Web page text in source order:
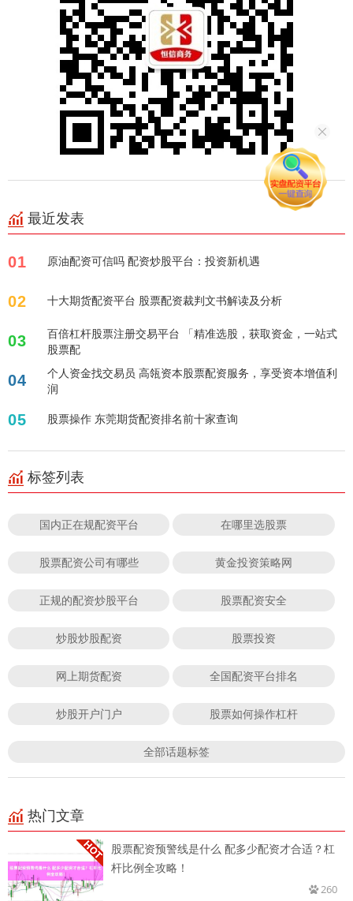
最近发表
01 原油配资可信吗 配资炒股平台：投资新机遇
02 十大期货配资平台 股票配资裁判文书解读及分析
03
百倍杠杆股票注册交易平台 「精准选股，获取资金，一站式
股票配
04
个人资金找交易员 高瓴资本股票配资服务，享受资本增值利
润
05 股票操作 东莞期货配资排名前十家查询
标签列表
国内正在规配资平台 在哪里选股票
股票配资公司有哪些 黄金投资策略网
正规的配资炒股平台 股票配资安全
炒股炒股配资 股票投资
网上期货配资 全国配资平台排名
炒股开户门户 股票如何操作杠杆
全部话题标签
热门文章
股票配资预警线是什么 配多少配资才合适？杠
杆比例全攻略！
260